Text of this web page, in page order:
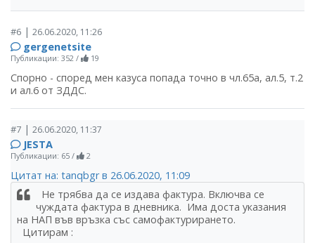
#6 | 26.06.2020, 11:26
gergenetsite
Публикации: 352 / 19
Спорно - според мен казуса попада точно в чл.65а, ал.5, т.2
и ал.6 от ЗДДС.
#7 | 26.06.2020, 11:37
JESTA
Публикации: 65 / 2
Цитат на: tanqbgr в 26.06.2020, 11:09
Не трябва да се издава фактура. Включва се
чуждата фактура в дневника. Има доста указания
на НАП във връзка със самофактурирането.
Цитирам :